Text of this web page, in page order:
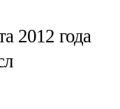
2012 года